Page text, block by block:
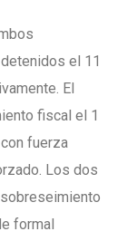
el 11
El
fiscal el 1
fuerza
Los dos
formal